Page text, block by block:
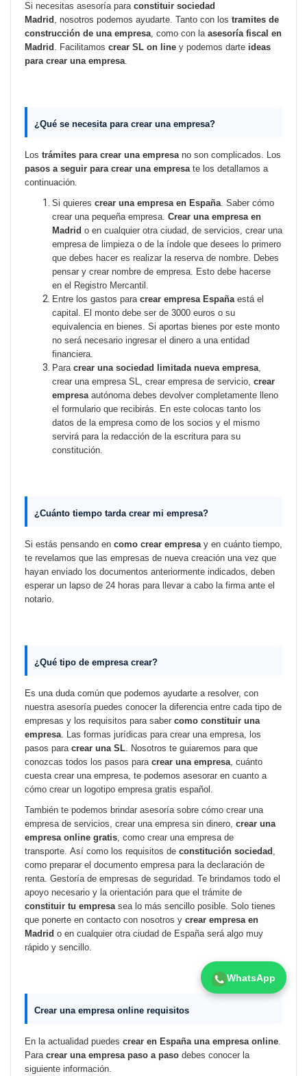
Si necesitas asesoría para constituir sociedad
Madrid , nosotros podemos ayudarte. Tanto con los tramites de
construcción de una empresa, como con la asesoría fiscal en
Madrid . Facilitamos crear SL on line y podemos darte ideas
para crear una empresa.
¿Qué se necesita para crear una empresa?
Los trámites para crear una empresano son complicados. Los
pasos a seguir para crear una empresate los detallamos a
continuación.
Si quieres crear una empresa en España. Saber cómo
crear una pequeña empresa. Crear una empresa en
Madrid o en cualquier otra ciudad, de servicios, crear una
empresa de limpieza o de la índole que desees lo primero
que debes hacer es realizar la reserva de nombre. Debes
pensar y crear nombre de empresa. Esto debe hacerse
en el Registro Mercantil.
Entre los gastos para crear empresa Españaestá el
capital. El monto debe ser de 3000 euros o su
equivalencia en bienes. Si aportas bienes por este monto
no será necesario ingresar el dinero a una entidad
financiera.
Para crear una sociedad limitada nueva empresa,
crear una empresa SL, crear empresa de servicio, crear
empresaautónoma debes devolver completamente lleno
el formulario que recibirás. En este colocas tanto los
datos de la empresa como de los socios y el mismo
servirá para la redacción de la escritura para su
constitución.
¿Cuánto tiempo tarda crear mi empresa?
Si estás pensando en como crear empresay en cuánto tiempo,
te revelamos que las empresas de nueva creación una vez que
hayan enviado los documentos anteriormente indicados, deben
esperar un lapso de 24 horas para llevar a cabo la firma ante el
notario.
¿Qué tipo de empresa crear?
Es una duda común que podemos ayudarte a resolver, con
nuestra asesoría puedes conocer la diferencia entre cada tipo de
empresas y los requisitos para saber como constituir una
empresa. Las formas jurídicas para crear una empresa, los
pasos paracrear una SL. Nosotros te guiaremos para que
conozcas todos los pasos para crear una empresa, cuánto
cuesta crear una empresa, te podemos asesorar en cuanto a
cómo crear un logotipo empresa gratis español.
También te podemos brindar asesoría sobre cómo crear una
empresa de servicios, crear una empresa sin dinero, crear una
empresa online gratis, como crear una empresa de
transporte. Así como los requisitos de constitución sociedad ,
como preparar el documento empresa para la declaración de
renta. Gestoría de empresas de seguridad. Te brindamos todo el
apoyo necesario y la orientación para que el trámite de
constituir tu empresasea lo más sencillo posible. Solo tienes
que ponerte en contacto con nosotros y crear empresa en
Madrid o en cualquier otra ciudad de España será algo muy
rápido y sencillo.
Crear una empresa online requisitos
En la actualidad puedes crear en España una empresa online.
Para crear una empresa paso a paso debes conocer la
siguiente información.
WhatsApp